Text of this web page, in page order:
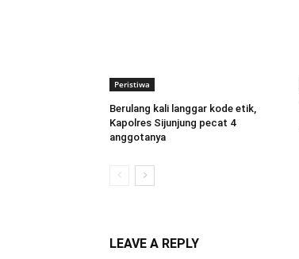
Peristiwa
Berulang kali langgar kode etik,
Kapolres Sijunjung pecat 4
anggotanya
LEAVE A REPLY